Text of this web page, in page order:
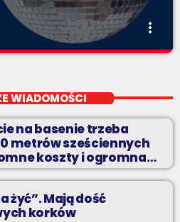
more_vert
Chcesz rozgrzać się przed
pobawić się ze znajomymi przy
przebojach?
WIADOMOŚCI
na basenie trzeba
metrów sześciennych
koszty i ogromna
żyć”. Mają dość
korków